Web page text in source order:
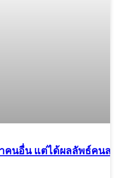
คนอื่น แต่ได้ผลลัพธ์คนล